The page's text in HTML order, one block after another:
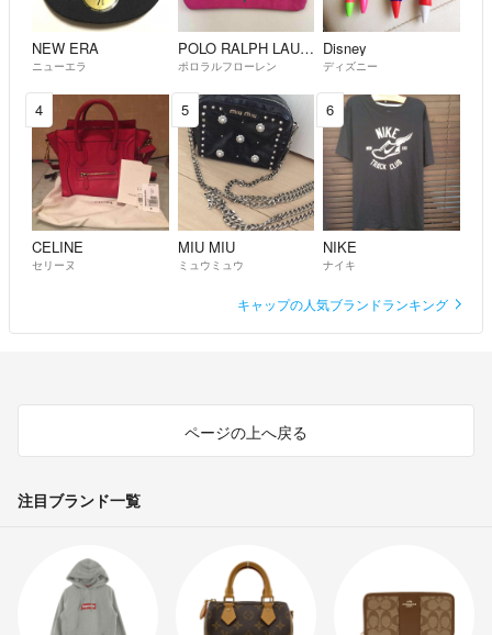
NEW ERA
ニューエラ
POLO RALPH LAUREN
ポロラルフローレン
Disney
ディズニー
4
CELINE
セリーヌ
5
MIU MIU
ミュウミュウ
6
NIKE
ナイキ
キャップの人気ブランドランキング
ページの上へ戻る
注目ブランド一覧